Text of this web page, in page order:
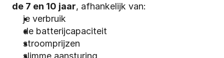
de 7 en 10 jaar, afhankelijk van:
je verbruik
de batterijcapaciteit
stroomprijzen
slimme aansturing